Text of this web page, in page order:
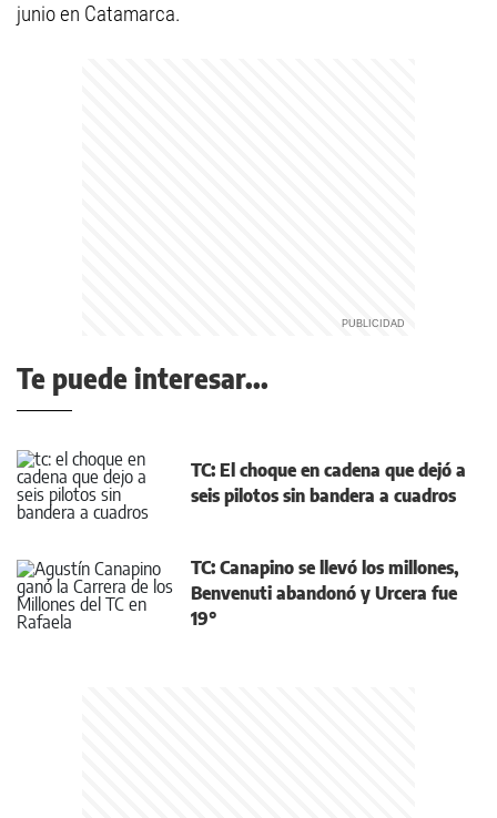
junio en Catamarca.
Te puede interesar...
TC: El choque en cadena que dejó a
seis pilotos sin bandera a cuadros
TC: Canapino se llevó los millones,
Benvenuti abandonó y Urcera fue
19°